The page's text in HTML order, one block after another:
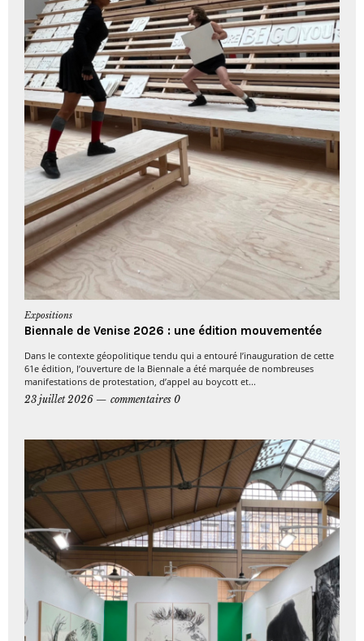
Expositions
Biennale de Venise 2026 : une édition mouvementée
Dans le contexte géopolitique tendu qui a entouré l’inauguration de cette
61e édition, l’ouverture de la Biennale a été marquée de nombreuses
manifestations de protestation, d’appel au boycott et...
23 juillet 2026
commentaires 0